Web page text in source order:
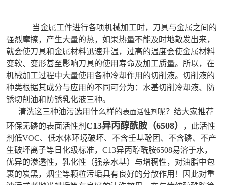
当金属工件进行各项机械加工时，刀具与金属之间的
强烈摩擦，产生大量的热，如果热量不能及时地散发出来，
就会使刀具和金属材料迅速升温，过高的温度会使金属材料
变软、变形甚至影响刀具的使用寿命及加工质量。所以，在
机械加工过程中大量使用各种冷却作用的切削液。切削液的
种类根据其成分与应用的不同可分为：水基切削冷却液、防
锈切削油和防锈乳化液三种。
清洗这三种油污选用什么样的表面活性剂 呢？给大家推荐
环保无磷的表面活性剂 C13异丙醇酰胺（6508） ，
此活性
剂低VOC、低水体环境破坏、不含壬基酚团、不含磷、不产
生破坏离子等 日化级标准， C13异丙醇酰胺6508易溶于水，
优异的渗透性，乳化性（强亲水基）与增稠性，对油脂中包
裹的炭黑，烟尘等颗粒污垢具有良好的分散作用！因此对重